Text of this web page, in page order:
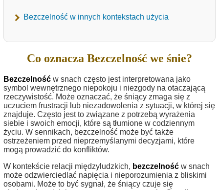
Bezczelność w innych kontekstach użycia
Co oznacza Bezczelność we śnie?
Bezczelność w snach często jest interpretowana jako
symbol wewnętrznego niepokoju i niezgody na otaczającą
rzeczywistość. Może oznaczać, że śniący zmaga się z
uczuciem frustracji lub niezadowolenia z sytuacji, w której się
znajduje. Często jest to związane z potrzebą wyrażenia
siebie i swoich emocji, które są tłumione w codziennym
życiu. W sennikach, bezczelność może być także
ostrzeżeniem przed nieprzemyślanymi decyzjami, które
mogą prowadzić do konfliktów.
W kontekście relacji międzyludzkich, bezczelność w snach
może odzwierciedlać napięcia i nieporozumienia z bliskimi
osobami. Może to być sygnał, że śniący czuje się